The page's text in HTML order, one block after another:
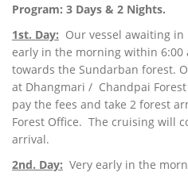
Program: 3 Days & 2 Nights.
1st. Day: Our vessel awaiting
early in the morning within 6:00
towards the Sundarban forest.
at Dhangmari / Chandpai
pay the fees and take 2 forest
Forest Office. The cruising will
arrival.
2nd. Day: Very early in the